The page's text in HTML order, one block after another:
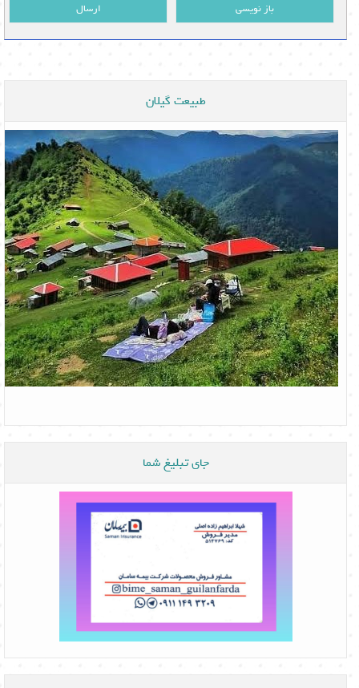
ارسال باز نویسی
طبیعت گیلان
جای تبلیغ شما